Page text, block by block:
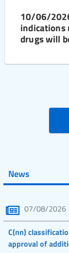
10/06/
indications
drugs will
News
07/08/2026
C(nn)
approval of